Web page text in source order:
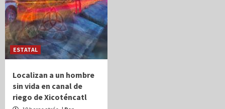
ESTATAL
Localizan a un hombre
sin vida en canal de
riego de Xicoténcatl